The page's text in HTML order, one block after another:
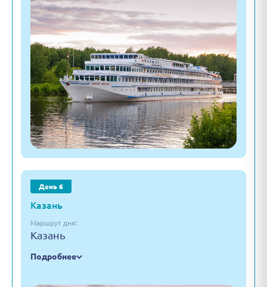
День 6
Казань
Маршрут дня:
Казань
Подробнее